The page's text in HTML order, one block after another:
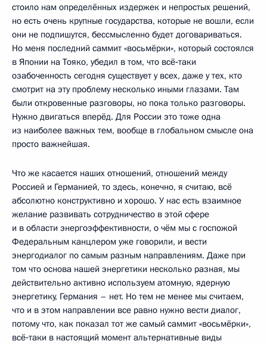
стоило нам определённых издержек и непростых решений,
но есть очень крупные государства, которые не вошли, если
они не подпишутся, бессмысленно будет договариваться.
Но меня последний саммит «восьмёрки», который состоялся
в Японии на Тояко, убедил в том, что всё‑таки
озабоченность сегодня существует у всех, даже у тех, кто
смотрит на эту проблему несколько иными глазами. Там
были откровенные разговоры, но пока только разговоры.
Нужно двигаться вперёд. Для России это тоже одна
из наиболее важных тем, вообще в глобальном смысле она
просто важнейшая.
Что же касается наших отношений, отношений между
Россией и Германией, то здесь, конечно, я считаю, всё
абсолютно конструктивно и хорошо. У нас есть взаимное
желание развивать сотрудничество в этой сфере
и в области энергоэффективности, о чём мы с госпожой
Федеральным канцлером уже говорили, и вести
энергодиалог по самым разным направлениям. Даже при
том что основа нашей энергетики несколько разная, мы
действительно активно используем атомную, ядерную
энергетику, Германия – нет. Но тем не менее мы считаем,
что и в этом направлении все равно нужно вести диалог,
потому что, как показал тот же самый саммит «восьмёрки»,
всё‑таки в настоящий момент альтернативные виды